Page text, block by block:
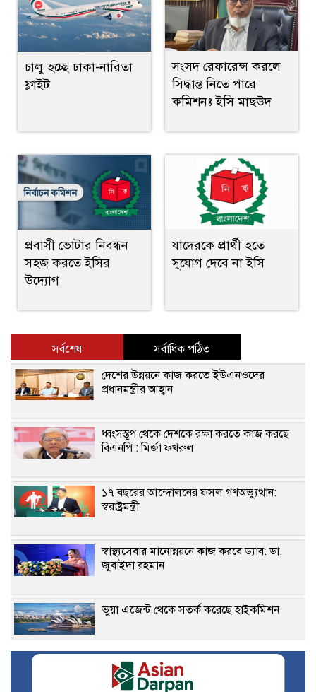
চালু হচ্ছে ঢাকা-নারিতা
ফ্লাইট
সংসদ রেফারেন্স করলে
সিদ্ধান্ত নিতে পারে
কমিশনঃ ইসি মাছউদ
প্রবাসী ভোটার নিবন্ধন
সহজ করতে ইসির
উদ্যোগ
যাদেরকে প্রার্থী হতে
সুযোগ দেবে না ইসি
সর্বশেষ
সর্বাধিক পঠিত
দেশের উন্নয়নে কাজ করতে ইউএনওদের
প্রধানমন্ত্রীর আহ্বান
ধ্বংসস্তূপ থেকে দেশকে রক্ষা করতে কাজ করছে
বিএনপি : মির্জা ফখরুল
১৭ বছরের আন্দোলনের ফসল গণঅভ্যুত্থান:
স্বরাষ্ট্রমন্ত্রী
স্বাস্থ্যসেবার মানোন্নয়নে কাজ করবে ড্যাব: ডা.
জুবাইদা রহমান
ভুয়া এজেন্ট থেকে সতর্ক করেছে হাইকমিশন
সালমান শাহ’র মৃত্যু নিয়ে মুখ খুললেন শাবনূর